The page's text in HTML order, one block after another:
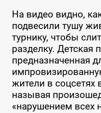
На видео видно,
подвесили тушу
турнику, чтобы
разделку. Детская
предназначенная
жители в
называя
«нарушением всех